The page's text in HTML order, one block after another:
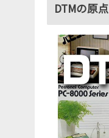
DTMの原点